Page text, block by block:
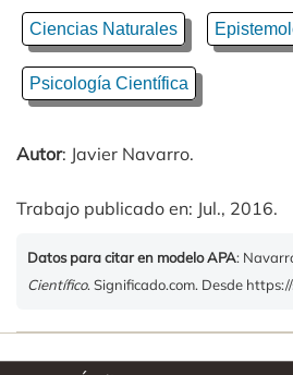
Ciencias Naturales
Psicología Científica
Autor: Javier Navarro.
Trabajo publicado en: Jul., 2016.
Datos para citar en modelo APA:
Científico. Significado.com. Desde